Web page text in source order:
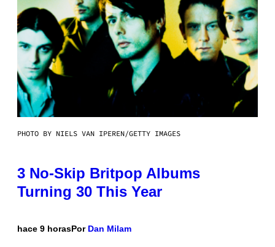
PHOTO BY NIELS VAN IPEREN/GETTY IMAGES
3 No-Skip Britpop Albums
Turning 30 This Year
hace 9 horasPor Dan Milam